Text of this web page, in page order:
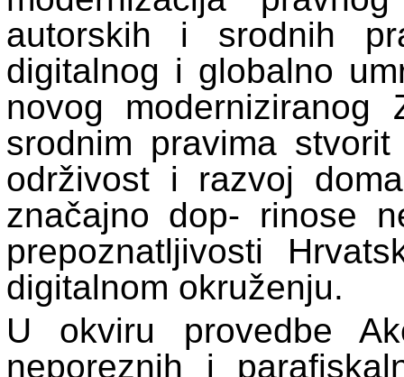
autorskih i srodnih
digitalnog i globalno
novog
srodnim pravima
održivost i razvoj
značajno dop- rinose
prepoznatljivosti
digitalnom okruženju.
U okviru provedbe
neporeznih i